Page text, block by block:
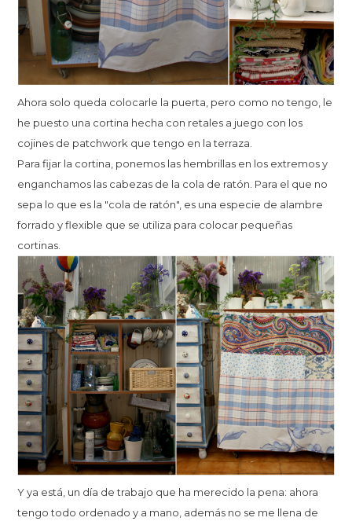
Ahora solo queda colocarle la puerta, pero como no tengo, le
he puesto una cortina hecha con retales a juego con los
cojines de patchwork que tengo en la terraza.
Para fijar la cortina, ponemos las hembrillas en los extremos y
enganchamos las cabezas de la cola de ratón. Para el que no
sepa lo que es la "cola de ratón", es una especie de alambre
forrado y flexible que se utiliza para colocar pequeñas
cortinas.
Y ya está, un día de trabajo que ha merecido la pena: ahora
tengo todo ordenado y a mano, además no se me llena de